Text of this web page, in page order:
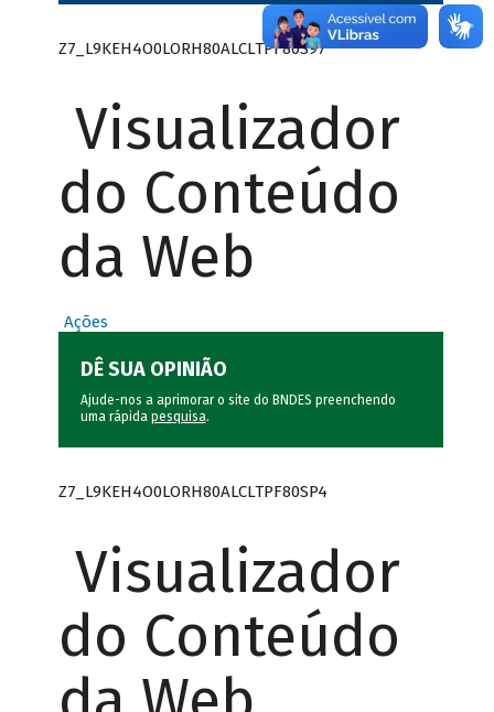
Z7_L9KEH4O0LORH80ALCLTPF80S97
Visualizador
do Conteúdo
da Web
Ações
DÊ SUA OPINIÃO
Ajude-nos a aprimorar o site do BNDES preenchendo
uma rápida pesquisa.
Z7_L9KEH4O0LORH80ALCLTPF80SP4
Visualizador
do Conteúdo